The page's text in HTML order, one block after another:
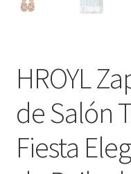
HROYL
de Salón
Fiesta